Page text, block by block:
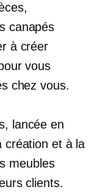
canapés
à créer
vous
chez vous.
lancée en
création et à la
meubles
clients.